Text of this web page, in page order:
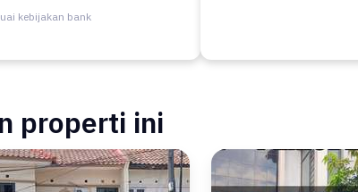
kebijakan bank
properti ini